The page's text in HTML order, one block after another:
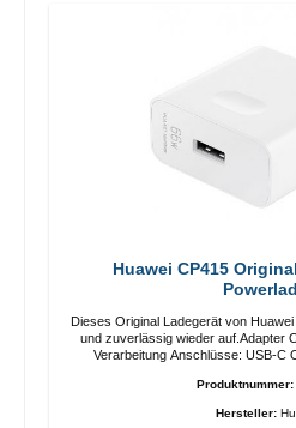
Huawei CP415
Dieses Original Ladegerät von
und zuverlässig wieder auf.Adapter Original
Produktnummer:
Hersteller: